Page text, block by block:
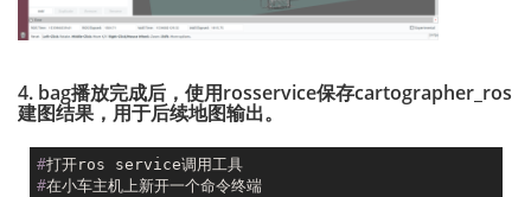
4. bag播放完成后，使用rosservice保存cartographer_ros
建图结果，用于后续地图输出。
#打开ros service调用工具
#在小车主机上新开一个命令终端